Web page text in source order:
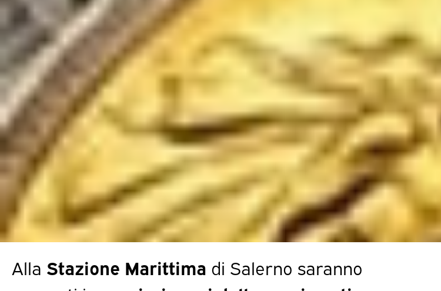
Alla Stazione Marittima di Salerno saranno